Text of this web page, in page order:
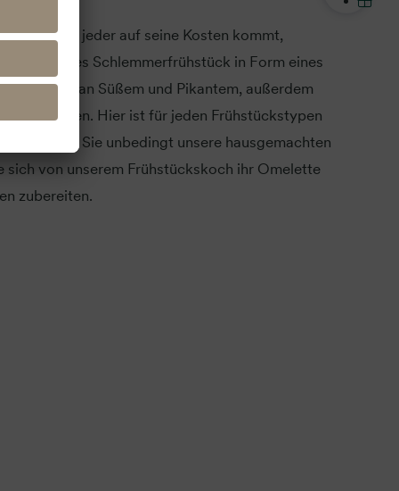
Göhren jeder auf seine Kosten kommt,
Schlemmerfrühstück in Form eines
an Süßem und Pikantem, außerdem
Alternativen. Hier ist für jeden Frühstückstypen
probieren Sie unbedingt unsere hausgemachten
sich von unserem Frühstückskoch ihr Omelette
zubereiten.